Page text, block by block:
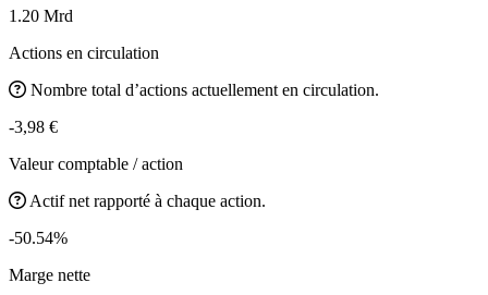
1.20 Mrd
Actions en circulation
Nombre total d’actions actuellement en circulation.
-3,98 €
Valeur comptable / action
Actif net rapporté à chaque action.
-50.54%
Marge nette